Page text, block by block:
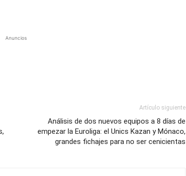
Anuncios
Artículo siguiente
Análisis de dos nuevos equipos a 8 días de
empezar la Euroliga: el Unics Kazan y Mónaco,
grandes fichajes para no ser cenicientas